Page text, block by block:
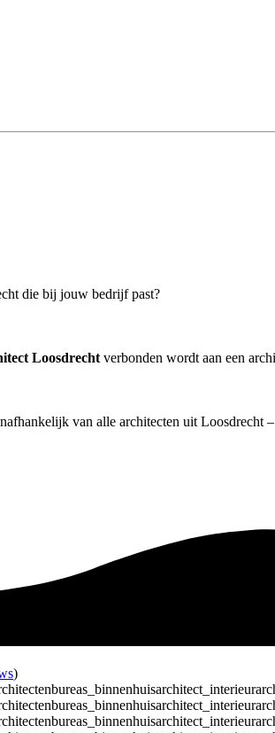
die bij jouw bedrijf past?
Loosdrecht verbonden wordt aan een
van alle architecten uit Loosdrecht –
)